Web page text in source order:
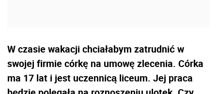
W czasie wakacji chciałabym zatrudnić w
swojej firmie córkę na umowę zlecenia. Córka
ma 17 lat i jest uczennicą liceum. Jej praca